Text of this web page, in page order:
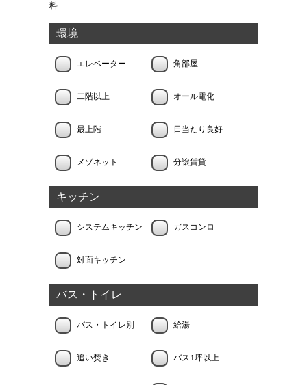
料
環境
エレベーター 角部屋
二階以上 オール電化
最上階 日当たり良好
メゾネット 分譲賃貸
キッチン
システムキッチン ガスコンロ
対面キッチン
バス・トイレ
バス・トイレ別 給湯
追い焚き バス1坪以上